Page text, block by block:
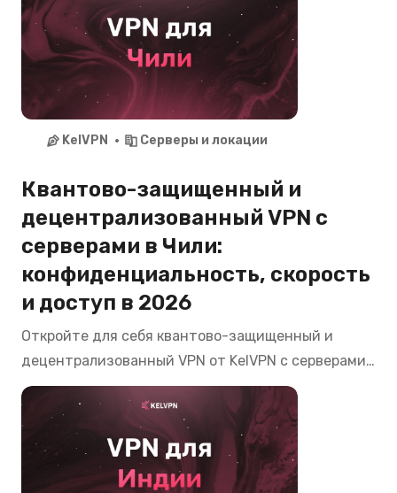
KelVPN Серверы и локации
Квантово-защищенный и
децентрализованный VPN с
серверами в Чили:
конфиденциальность, скорость
и доступ в 2026
Откройте для себя квантово-защищенный и
децентрализованный VPN от KelVPN с серверами
в Чили. Смотрите CNTV Play, Mega, Chilevisión,
пользуйтесь банкингом Banco de Chile, Santander
из любой точки мира с максимальной
приватностью в 2026.